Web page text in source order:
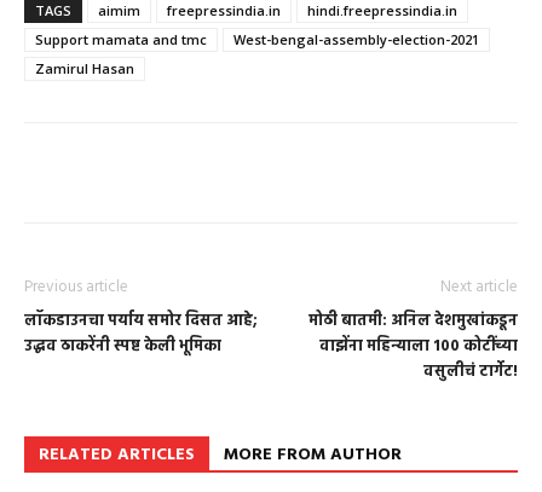
TAGS aimim freepressindia.in
hindi.freepressindia.in
Support mamata and tmc
West-bengal-assembly-election-2021
Zamirul Hasan
Previous article
लॉकडाउनचा पर्याय समोर दिसत आहे;
उद्धव ठाकरेंनी स्पष्ट केली भूमिका
Next article
मोठी बातमी: अनिल देशमुखांकडून
वाझेंना महिन्याला 100 कोटींच्या
वसुलीचं टार्गेट!
RELATED ARTICLES MORE FROM AUTHOR